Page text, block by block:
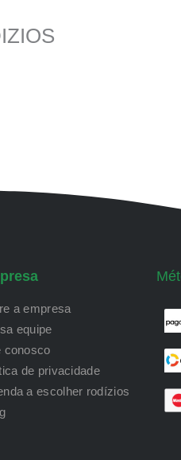
a empresa
equipe
conosco
de privacidade
a escolher rodízios